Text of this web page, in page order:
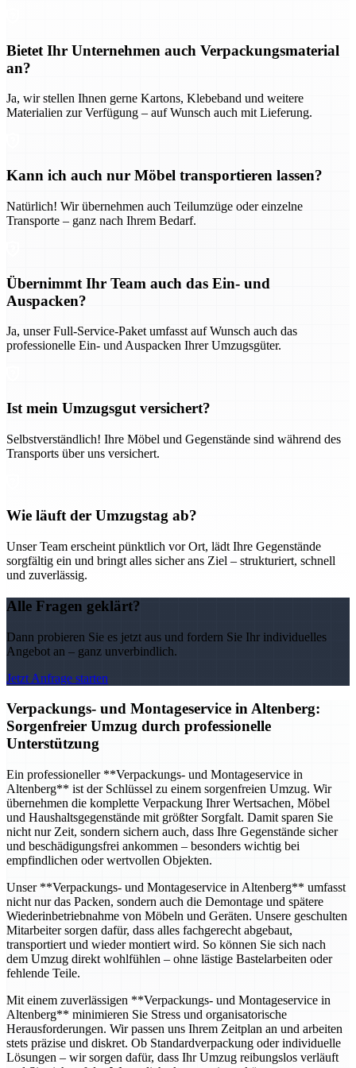
Bietet Ihr Unternehmen auch Verpackungsmaterial
an?
Ja, wir stellen Ihnen gerne Kartons, Klebeband und weitere
Materialien zur Verfügung – auf Wunsch auch mit Lieferung.
Kann ich auch nur Möbel transportieren lassen?
Natürlich! Wir übernehmen auch Teilumzüge oder einzelne
Transporte – ganz nach Ihrem Bedarf.
Übernimmt Ihr Team auch das Ein- und
Auspacken?
Ja, unser Full-Service-Paket umfasst auf Wunsch auch das
professionelle Ein- und Auspacken Ihrer Umzugsgüter.
Ist mein Umzugsgut versichert?
Selbstverständlich! Ihre Möbel und Gegenstände sind während des
Transports über uns versichert.
Wie läuft der Umzugstag ab?
Unser Team erscheint pünktlich vor Ort, lädt Ihre Gegenstände
sorgfältig ein und bringt alles sicher ans Ziel – strukturiert, schnell
und zuverlässig.
Alle Fragen geklärt?
Dann probieren Sie es jetzt aus und fordern Sie Ihr individuelles
Angebot an – ganz unverbindlich.
Jetzt Anfrage starten
Verpackungs- und Montageservice in Altenberg:
Sorgenfreier Umzug durch professionelle
Unterstützung
Ein professioneller **Verpackungs- und Montageservice in
Altenberg** ist der Schlüssel zu einem sorgenfreien Umzug. Wir
übernehmen die komplette Verpackung Ihrer Wertsachen, Möbel
und Haushaltsgegenstände mit größter Sorgfalt. Damit sparen Sie
nicht nur Zeit, sondern sichern auch, dass Ihre Gegenstände sicher
und beschädigungsfrei ankommen – besonders wichtig bei
empfindlichen oder wertvollen Objekten.
Unser **Verpackungs- und Montageservice in Altenberg** umfasst
nicht nur das Packen, sondern auch die Demontage und spätere
Wiederinbetriebnahme von Möbeln und Geräten. Unsere geschulten
Mitarbeiter sorgen dafür, dass alles fachgerecht abgebaut,
transportiert und wieder montiert wird. So können Sie sich nach
dem Umzug direkt wohlfühlen – ohne lästige Bastelarbeiten oder
fehlende Teile.
Mit einem zuverlässigen **Verpackungs- und Montageservice in
Altenberg** minimieren Sie Stress und organisatorische
Herausforderungen. Wir passen uns Ihrem Zeitplan an und arbeiten
stets präzise und diskret. Ob Standardverpackung oder individuelle
Lösungen – wir sorgen dafür, dass Ihr Umzug reibungslos verläuft